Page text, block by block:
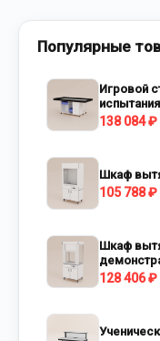
Популярные
Игровой
138 084 ₽
Шкаф
105 788 ₽
Шкаф
128 406 ₽